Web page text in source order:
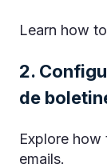
Learn how
2.
de
Explore how
emails.